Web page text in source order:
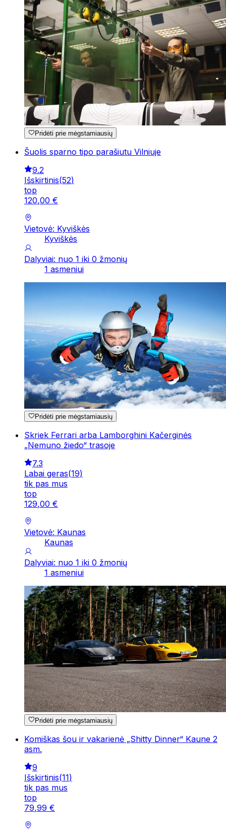
Pridėti prie mėgstamiausių
Šuolis sparno tipo parašiutu Vilniuje
9.2
Išskirtinis(52)
top
120,00 €
Vietovė: Kyviškės
Kyviškės
Dalyviai: nuo 1 iki 0 žmonių
1 asmeniui
Pridėti prie mėgstamiausių
Skriek Ferrari arba Lamborghini Kačerginės
„Nemuno žiedo“ trasoje
7.3
Labai geras(19)
tik pas mus
top
129,00 €
Vietovė: Kaunas
Kaunas
Dalyviai: nuo 1 iki 0 žmonių
1 asmeniui
Pridėti prie mėgstamiausių
Komiškas šou ir vakarienė „Shitty Dinner“ Kaune 2
asm.
9
Išskirtinis(11)
tik pas mus
top
79,99 €